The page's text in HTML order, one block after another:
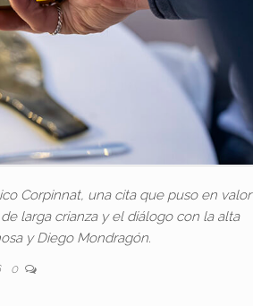
Corpinnat, una cita que puso en valor
larga crianza y el diálogo con la alta
y Diego Mondragón.
0